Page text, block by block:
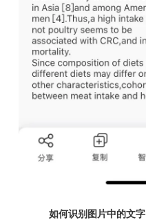
如何识别图片中的文字